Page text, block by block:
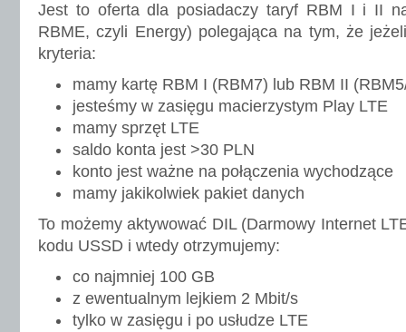
Jest to oferta dla posiadaczy taryf RBM I i II
RBME, czyli Energy) polegająca na tym, że
kryteria:
mamy kartę RBM I (RBM7) lub RBM II
jesteśmy w zasięgu macierzystym Play LTE
mamy sprzęt LTE
saldo konta jest >30 PLN
konto jest ważne na połączenia wychodzące
mamy jakikolwiek pakiet danych
To możemy aktywować DIL (Darmowy Internet
kodu USSD i wtedy otrzymujemy:
co najmniej 100 GB
z ewentualnym lejkiem 2 Mbit/s
tylko w zasięgu i po usłudze LTE